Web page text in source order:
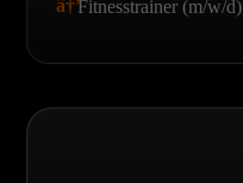
Fitnesstrainer (m/w/d)